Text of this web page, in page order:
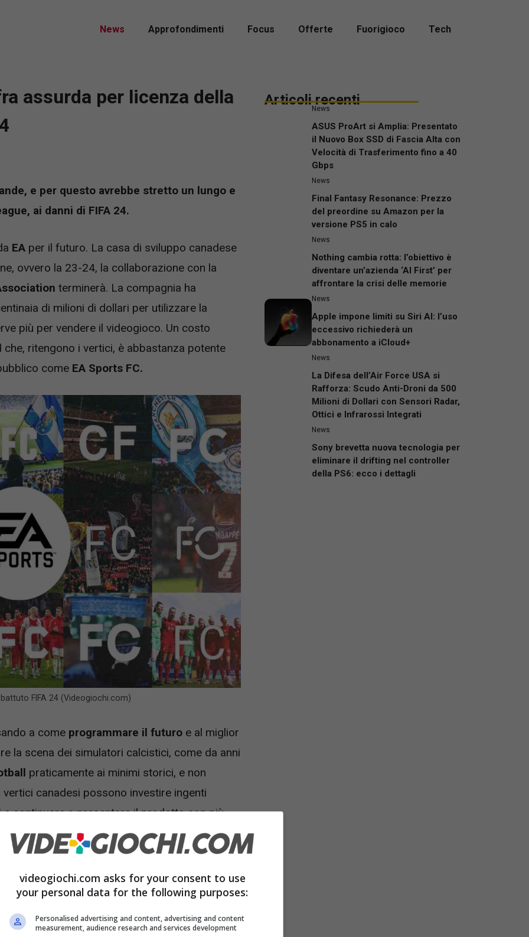
News Approfondimenti Focus Offerte Fuorigioco Tech
assurda per licenza della
e per questo avrebbe stretto un lungo e
ai danni di FIFA 24.
EA per il futuro. La casa di sviluppo canadese
ovvero la 23-24, la collaborazione con la
terminerà. La compagnia ha
di milioni di dollari per utilizzare la
più per vendere il videogioco. Un costo
ritengono i vertici, è abbastanza potente
come EA Sports FC.
FIFA 24 (Videogiochi.com)
a come programmare il futuro e al miglior
la scena dei simulatori calcistici, come da anni
praticamente ai minimi storici, e non
canadesi possono investire ingenti
continuare a presentare il prodotto con più
una cifra ricchissima
canadese avrebbe
al sicuro la licenza del
Articoli recenti
News
ASUS ProArt si Amplia: Presentato
il Nuovo Box SSD di Fascia Alta con
Velocità di Trasferimento fino a 40
Gbps
News
Final Fantasy Resonance: Prezzo
del preordine su Amazon per la
versione PS5 in calo
News
Nothing cambia rotta: l’obiettivo è
diventare un’azienda ‘AI First’ per
affrontare la crisi delle memorie
News
Apple impone limiti su Siri AI: l’uso
eccessivo richiederà un
abbonamento a iCloud+
News
La Difesa dell’Air Force USA si
Rafforza: Scudo Anti-Droni da 500
Milioni di Dollari con Sensori Radar,
Ottici e Infrarossi Integrati
News
Sony brevetta nuova tecnologia per
eliminare il drifting nel controller
della PS6: ecco i dettagli
videogiochi.com asks for your consent to use
your personal data for the following purposes:
Personalised advertising and content, advertising and content
measurement, audience research and services development